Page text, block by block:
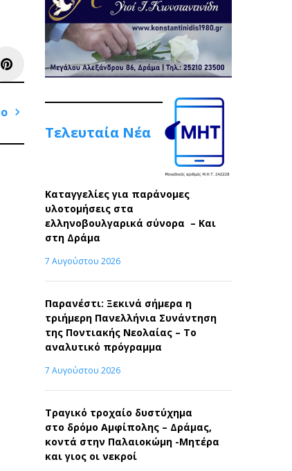
Pinterest
Τελευταία Νέα
Καταγγελίες για παράνομες
υλοτομήσεις στα
ελληνοβουλγαρικά σύνορα – Και
στη Δράμα
7 Αυγούστου 2026
Παρανέστι: Ξεκινά σήμερα η
τριήμερη Πανελλήνια Συνάντηση
της Ποντιακής Νεολαίας – Το
αναλυτικό πρόγραμμα
7 Αυγούστου 2026
Τραγικό τροχαίο δυστύχημα
στο δρόμο Αμφίπολης – Δράμας,
κοντά στην Παλαιοκώμη -Μητέρα
και γιος οι νεκροί